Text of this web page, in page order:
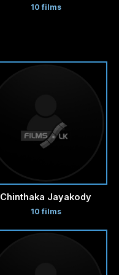
10 films
Chinthaka Jayakody
10 films